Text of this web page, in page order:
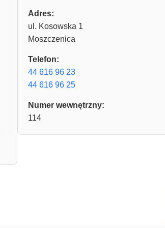
Adres:
ul. Kosowska 1
Moszczenica
Telefon:
44 616 96 23
44 616 96 25
Numer wewnętrzny:
114